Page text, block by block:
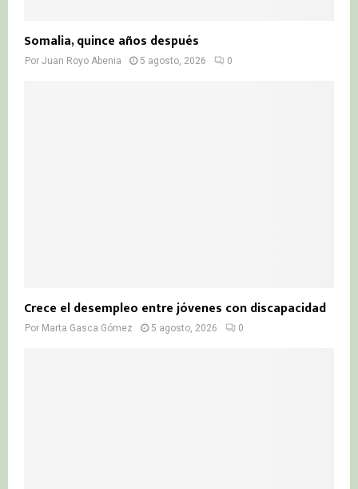
Somalia, quince años después
Por Juan Royo Abenia 5 agosto, 2026 0
Crece el desempleo entre jóvenes con discapacidad
Por Marta Gasca Gómez 5 agosto, 2026 0